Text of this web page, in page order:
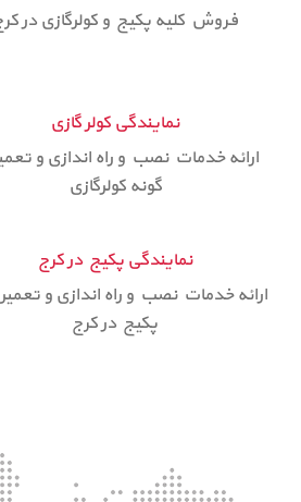
فروش کلیه پکیج و کولرگازی در
نمایندگی کولر گازی
ارائه خدمات نصب و راه اندازی و
گونه کولرگازی
نمایندگی پکیج در کرج
ارائه خدمات نصب و راه اندازی و تعمیر
پکیج در کرج